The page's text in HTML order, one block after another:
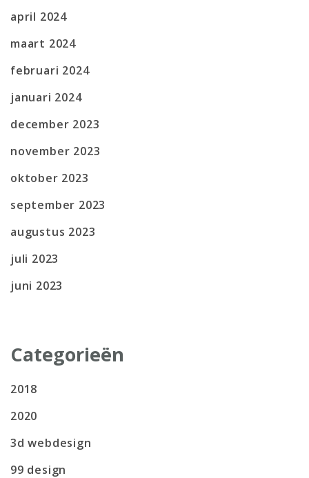
april 2024
maart 2024
februari 2024
januari 2024
december 2023
november 2023
oktober 2023
september 2023
augustus 2023
juli 2023
juni 2023
Categorieën
2018
2020
3d webdesign
99 design